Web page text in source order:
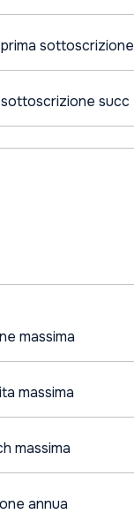
sottoscrizione
succ
massima
massima
massima
annua